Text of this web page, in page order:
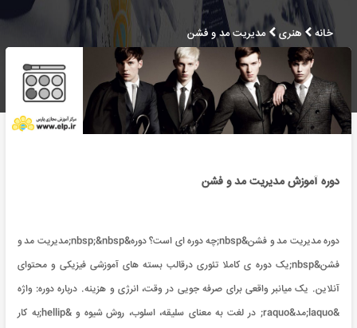
خانه هنری مدیریت مد و فشن
دوره آموزش مدیریت مد و فشن
دوره مدیریت مد و فشن&nbsp;چه دوره ای است؟ دوره&nbsp;&nbsp;مدیریت مد و
فشن&nbsp;یک دوره ی کاملا تئوری درقالب بسته های آموزشی فیزیکی و محتوای
آنلاین. یک میانبر واقعی برای صرفه جویی در وقت، انرژی و هزینه. درباره دوره: واژه
&laquo;مد&raquo; در لغت به معناى سلیقه، اسلوب، روش شیوه و &hellip;به کار